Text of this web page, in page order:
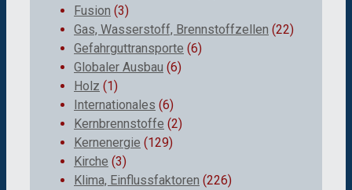
Fusion (3)
Gas, Wasserstoff, Brennstoffzellen (22)
Gefahrguttransporte (6)
Globaler Ausbau (6)
Holz (1)
Internationales (6)
Kernbrennstoffe (2)
Kernenergie (129)
Kirche (3)
Klima, Einflussfaktoren (226)